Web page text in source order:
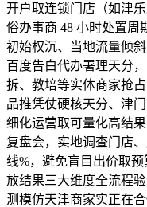
开户取连锁门店（如津
俗办事商 48 小时处置周
初始权沉、当地流量倾
百度告白代办署理天分
拆、教培等实体商家抢
品推凭仗硬核天分、津
细化运营取可量化高结
复盘会，实地调查门店
线%，避免盲目出价取
放结果三大维度全流程
测模仿天津商家实正在